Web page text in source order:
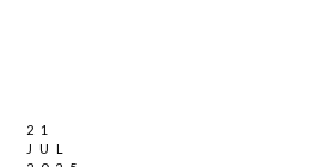
21
JUL